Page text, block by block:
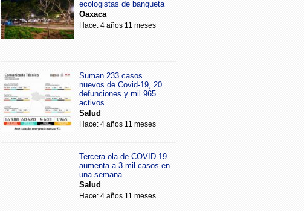
ecologistas de banqueta
Oaxaca
Hace: 4 años 11 meses
Suman 233 casos
nuevos de Covid-19, 20
defunciones y mil 965
activos
Salud
Hace: 4 años 11 meses
Tercera ola de COVID-19
aumenta a 3 mil casos en
una semana
Salud
Hace: 4 años 11 meses